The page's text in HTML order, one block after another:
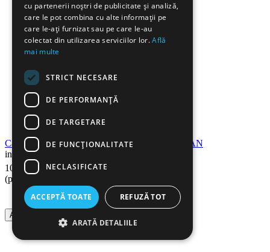
Cartus toner compatibil KYOCERA TK590 CYAN
in stoc
105
53 Lei
(pret cu TVA inclus)
Adauga in cos
cu partenerii noștri de publicitate și analiză,
care le pot combina cu alte informații pe
care le-ați furnizat sau pe care le-au
colectat din utilizarea serviciilor lor.Află
mai multe
STRICT NECESARE
DE PERFORMANȚĂ
DE TARGETARE
DE FUNCŢIONALITATE
NECLASIFICATE
ACCEPTĂ TOATE REFUZĂ TOT
ARATĂ DETALIILE